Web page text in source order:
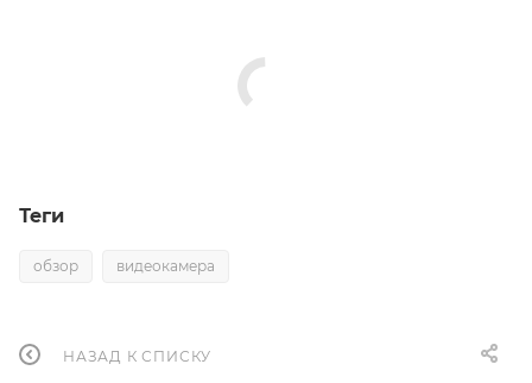
Теги
обзор видеокамера
НАЗАД К СПИСКУ